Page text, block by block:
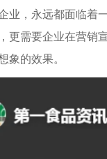
业，永远都面临着
更需要企业在营销
象的效果。